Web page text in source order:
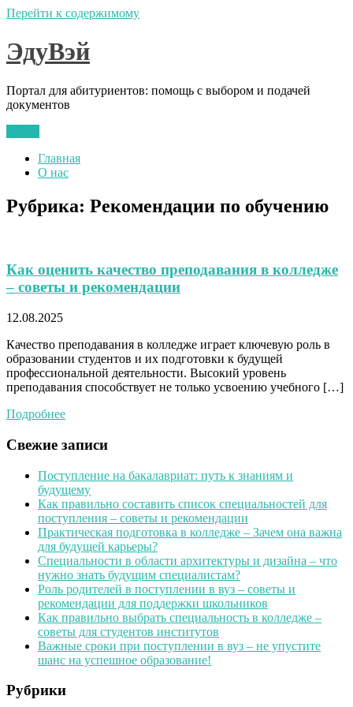
Перейти к содержимому
ЭдуВэй
Портал для абитуриентов: помощь с выбором и подачей
документов
Главная
О нас
Рубрика: Рекомендации по обучению
Как оценить качество преподавания в колледже
– советы и рекомендации
12.08.2025
Качество преподавания в колледже играет ключевую роль в
образовании студентов и их подготовки к будущей
профессиональной деятельности. Высокий уровень
преподавания способствует не только усвоению учебного […]
Подробнее
Свежие записи
Поступление на бакалавриат: путь к знаниям и
будущему
Как правильно составить список специальностей для
поступления – советы и рекомендации
Практическая подготовка в колледже – Зачем она важна
для будущей карьеры?
Специальности в области архитектуры и дизайна – что
нужно знать будущим специалистам?
Роль родителей в поступлении в вуз – советы и
рекомендации для поддержки школьников
Как правильно выбрать специальность в колледже –
советы для студентов институтов
Важные сроки при поступлении в вуз – не упустите
шанс на успешное образование!
Рубрики